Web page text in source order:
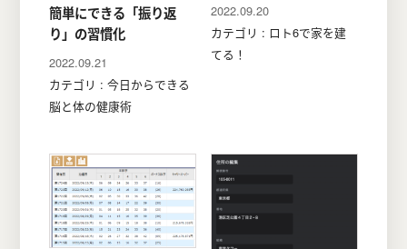
簡単にできる「振り返
り」の習慣化
2022.09.21
カテゴリ : 今日からできる
脳と体の健康術
2022.09.20
カテゴリ : ロト6で家を建
てる！